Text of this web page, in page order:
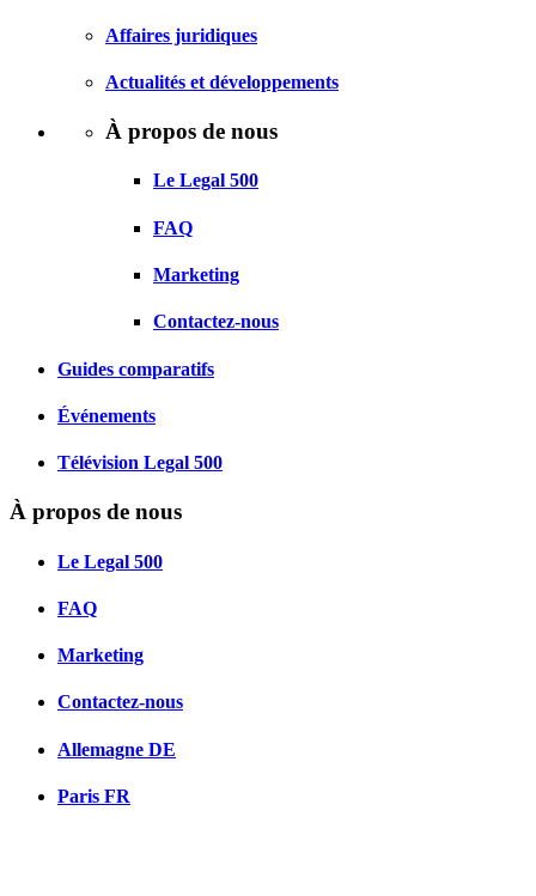
Affaires juridiques
Actualités et développements
À propos de nous
Le Legal 500
FAQ
Marketing
Contactez-nous
Guides comparatifs
Événements
Télévision Legal 500
À propos de nous
Le Legal 500
FAQ
Marketing
Contactez-nous
Allemagne DE
Paris FR